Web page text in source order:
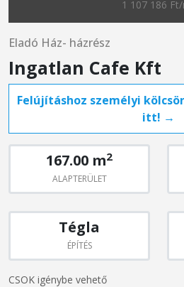
1 107 186
Eladó Ház- házrész
Ingatlan Cafe Kft
Felújításhoz személyi
itt! →
167.00 m2
ALAPTERÜLET
Tégla
ÉPÍTÉS
CSOK igénybe vehető